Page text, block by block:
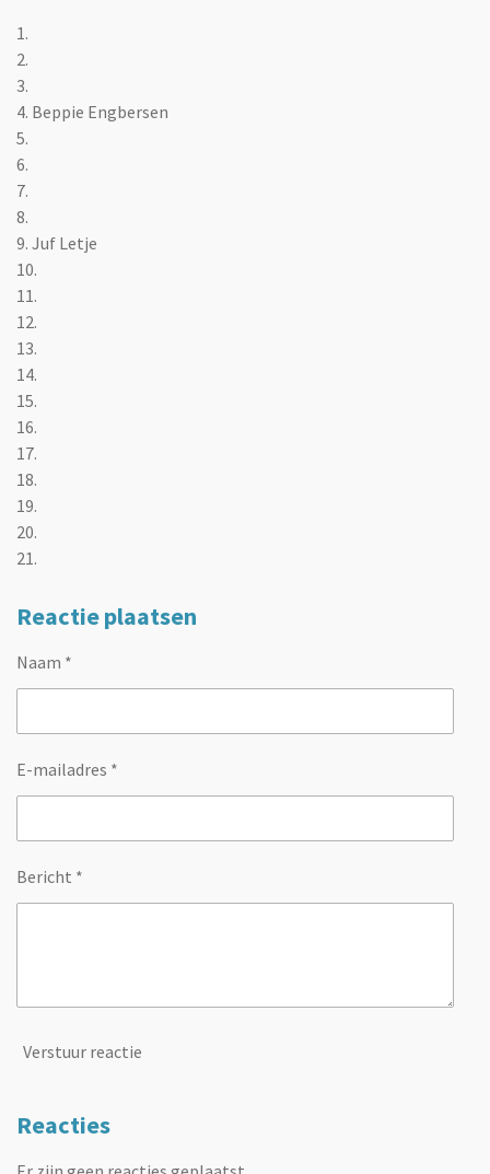
1.
2.
3.
4. Beppie Engbersen
5.
6.
7.
8.
9. Juf Letje
10.
11.
12.
13.
14.
15.
16.
17.
18.
19.
20.
21.
Reactie plaatsen
Naam *
E-mailadres *
Bericht *
Verstuur reactie
Reacties